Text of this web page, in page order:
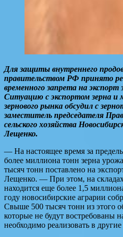
Для защиты внутреннего
правительством РФ принято
временного запрета на экспорт
Ситуацию с экспортом зерна и
зернового рынка обсудил с
заместитель председателя
сельского хозяйства
Лещенко.
— На настоящее время за
более миллиона тонн зерна
тысяч тонн поставлено на
Лещенко. — При этом, на складах
находится еще более 1,5
году новосибирские аграрии
Свыше 500 тысяч тонн из этого
которые не будут востребованы
необходимо реализовать в